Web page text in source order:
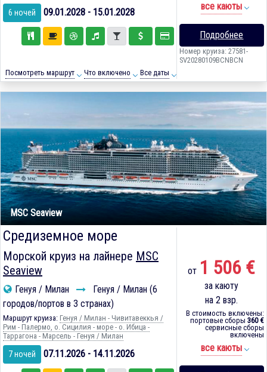
6 ночей 09.01.2028 - 15.01.2028
Посмотреть маршрут Что включено Все даты
все каюты
Подробнее
Номер круиза: 27581-
SV20280109BCNBCN
MSC Seaview
Средиземное море
Морской круиз на лайнере MSC
Seaview
Генуя / Милан
Генуя / Милан (6
городов/портов в 3 странах)
Маршрут круиза: Генуя / Милан - Чивитавеккья /
Рим - Палермо, о. Сицилия - море - о. Ибица -
Таррагона - Марсель - Генуя / Милан
7 ночей 07.11.2026 - 14.11.2026
от 1 506 €
за каюту
на 2 взр.
В стоимость включены:
портовые сборы 360 €
сервисные сборы
включены
все каюты